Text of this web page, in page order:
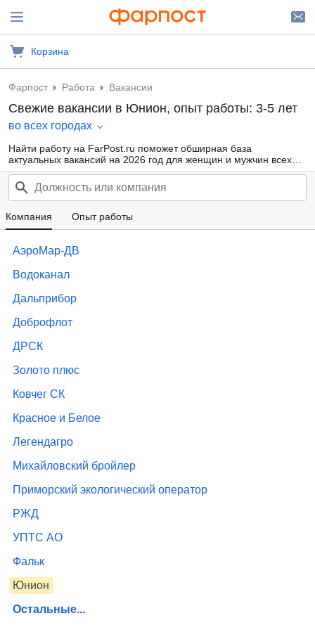
Корзина
Фарпост Работа Вакансии
Свежие вакансии в Юнион, опыт работы: 3-5 лет
во всех городах
Найти работу на FarPost.ru поможет обширная база
актуальных вакансий на 2026 год для женщин и мужчин всех
возрастов от прямых работодателей и кадровых агентств.
Воспользуйтесь удобной фильтрацией по профессиональным
областям, должности, типу занятости и другим параметрам или
внутренним поиском по сайту — так намного проще найти то,
что подходит именно Вам.
Компания Опыт работы
АэроМар-ДВ
Водоканал
Дальприбор
Доброфлот
ДРСК
Золото плюс
Ковчег СК
Красное и Белое
Легендагро
Михайловский бройлер
Приморский экологический оператор
РЖД
УПТС АО
Фальк
Юнион
Остальные...